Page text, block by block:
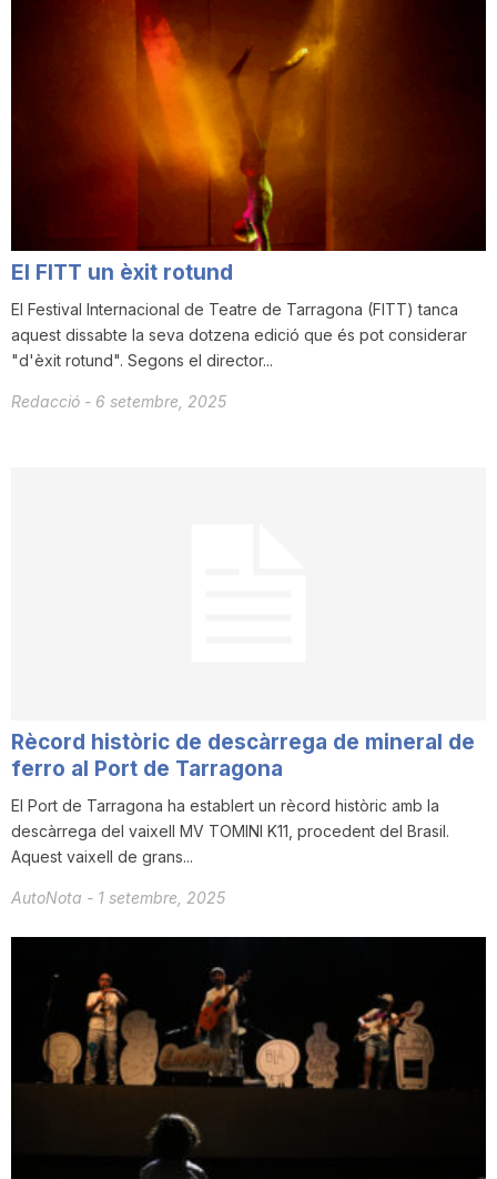
El FITT un èxit rotund
El Festival Internacional de Teatre de Tarragona (FITT) tanca
aquest dissabte la seva dotzena edició que és pot considerar
"d'èxit rotund". Segons el director...
Redacció - 6 setembre, 2025
Rècord històric de descàrrega de mineral de
ferro al Port de Tarragona
El Port de Tarragona ha establert un rècord històric amb la
descàrrega del vaixell MV TOMINI K11, procedent del Brasil.
Aquest vaixell de grans...
AutoNota - 1 setembre, 2025